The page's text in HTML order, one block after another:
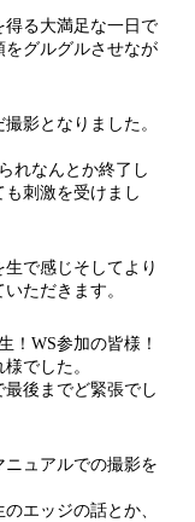
得る大満足な一日で
グルグルさせなが
影となりました。
なんとか終了し
刺激を受けまし
で感じそしてより
ただきます。
！WS参加の皆様！
でした。
後までど緊張でし
ニュアルでの撮影を
ッジの話とか、